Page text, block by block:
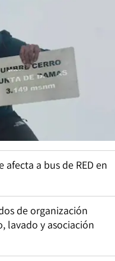
a bus de RED en
de organización
lavado y asociación